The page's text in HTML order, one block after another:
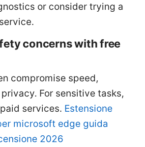
or consider trying a
concerns with free
compromise speed,
For sensitive tasks,
services. Estensione
microsoft edge guida
2026